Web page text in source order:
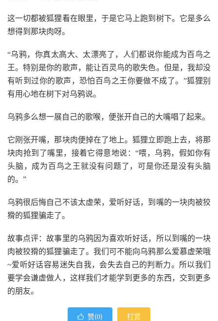
这一切都被狐狸看在眼里，于是它马上跑到树下。它是多么
想得到那块肉呀。
“乌鸦，你真太高大、太漂亮了，人们都说你能成为百鸟之
王。特别是你的歌声，能让百灵鸟的歌失色。但是，我却没
有听到过你的歌声，恐怕百鸟之王你要做不成了。”狐狸别
有用心地在树下对乌鸦说。
乌鸦多么想一展自己的歌喉，便张开自己的大嘴唱了起来。
它刚张开嘴，那块肉便掉在了地上。狐狸立即跑上去，将那
块肉抢到了嘴里，接着它得意地说：“喂，乌鸦，假如你有
头脑，成为百鸟之王就没有问题了，可是你还是没有头脑
的。”
乌鸦很后悔自己不该太虚荣，爱听好话，到嘴的一块肉被狡
猾的狐狸骗走了。
故事点评：故事里的乌鸦因为喜欢听好话，所以到嘴的一块
肉被狡猾的狐狸骗走了。我们可不能向乌鸦那么爱慕虚荣哦
~爱听好话容易迷失自我，会失去自己的判断力。所以我们
要学会谦虚做人，这样我们才能学到更多的东西，交到更多
的朋友。
 赞(0) 打赏